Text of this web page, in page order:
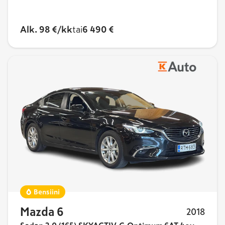
Mazda6 on tyylikkyyden lisäksi
varustettu ajomukavuudella
Sporttinen Mazda6 erottuu parkkipaikalla muiden
joukosta näyttävän uniikin muotoilunsa ansiosta.
Myös sisätilat on korkealuokkaisen näköiset ja
tuntuiset. Malli sai lisäksi kasvojenkohotuksen
vuonna 2017, joka tekee siitä entistäkin
näyttävämmän menopelin.
Ensimmäisten sukupolvien Mazda6:t käyttivät
Fordin kanssa yhteistä perusrakennetta, mutta
tuoreimmissa sukupolvissa on ollut käytössa
Mazdan oma tanakka SKYACTIV-perusrakenne.
Ajotuntuma on mukava sekoitus jykevyyttä,
Alk. 98 €/kktai6 490 €
Bensiini
Mazda 6 2018